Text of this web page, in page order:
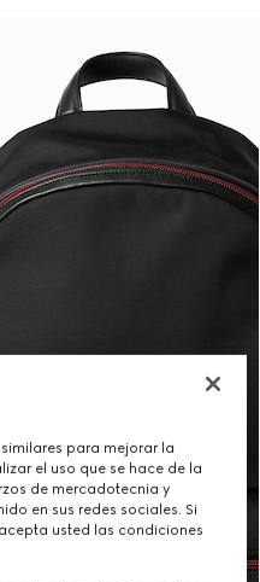
para mejorar la
el uso que se hace de la
de mercadotecnia y
en sus redes sociales. Si
usted las condiciones